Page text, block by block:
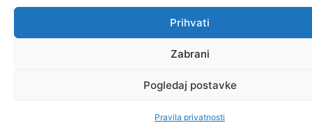
Prihvati
Zabrani
Pogledaj postavke
Pravila privatnosti